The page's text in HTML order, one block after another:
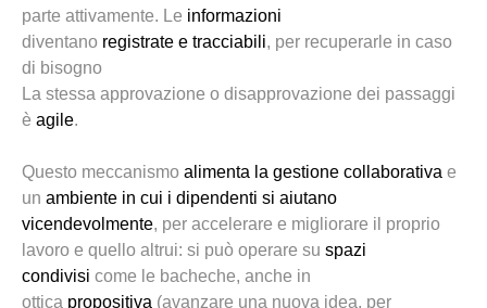
parte attivamente. Le informazioni
diventano registrate e tracciabili, per recuperarle in caso
di bisogno
La stessa approvazione o disapprovazione dei passaggi
è agile.
Questo meccanismo alimenta la gestione collaborativa e
un ambiente in cui i dipendenti si aiutano
vicendevolmente, per accelerare e migliorare il proprio
lavoro e quello altrui: si può operare su spazi
condivisi come le bacheche, anche in
ottica propositiva (avanzare una nuova idea, per